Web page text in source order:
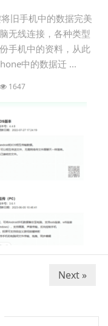
旧手机中的数据完美
无线连接，各种类型
手机中的资料，从此
中的数据迁 ...
1647
Next »